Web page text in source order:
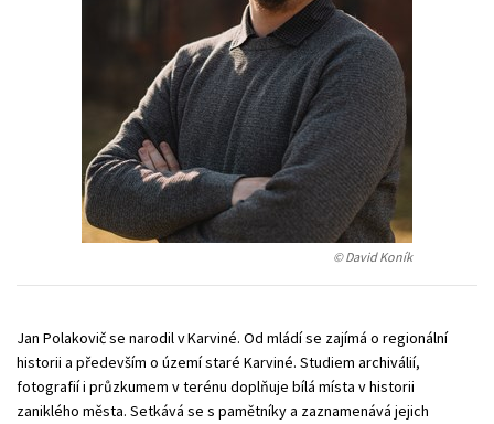
Zahraniční literatura Zdraví a životní styl
Všechny tituly
© David Koník
Jan Polakovič se narodil v Karviné. Od mládí se zajímá o regionální
historii a především o území staré Karviné. Studiem archiválií,
fotografií i průzkumem v terénu doplňuje bílá místa v historii
zaniklého města. Setkává se s pamětníky a zaznamenává jejich